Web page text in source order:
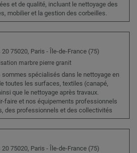
et de qualité, incluant le nettoyage des
mobilier et la gestion des corbeilles.
75020, Paris - Île-de-France (75)
marbre pierre granit
sommes spécialisés dans le nettoyage en
toutes les surfaces, textiles (canapé,
que le nettoyage après travaux.
faire et nos équipements professionnels
des professionnels et des collectivités
75020, Paris - Île-de-France (75)